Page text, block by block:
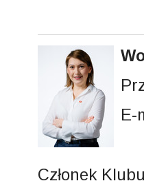
E-
Członek